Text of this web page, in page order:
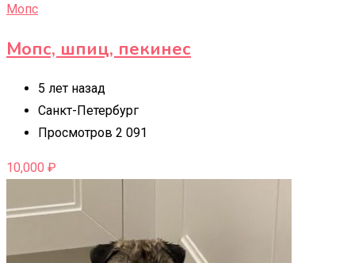
Мопс
Мопс, шпиц, пекинес
5 лет назад
Санкт-Петербург
Просмотров 2 091
10,000 ₽